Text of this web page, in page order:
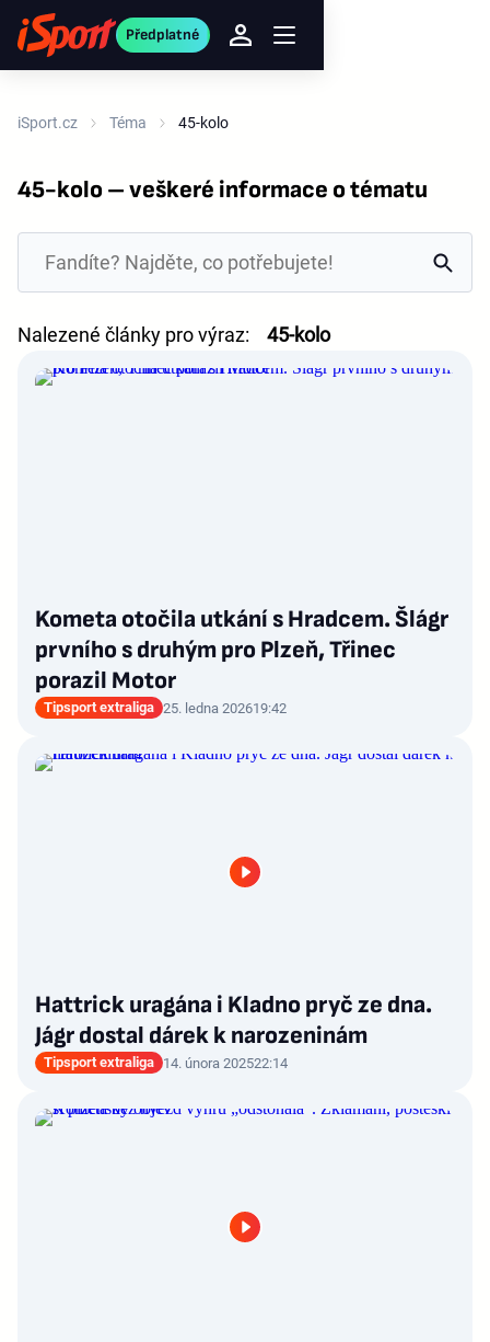
Předplatné
iSport.cz Téma 45-kolo
45-kolo – veškeré informace o tématu
Nalezené články pro výraz: 45-kolo
Kometa otočila utkání s Hradcem. Šlágr
prvního s druhým pro Plzeň, Třinec
porazil Motor
Tipsport extraliga 25. ledna 202619:42
Hattrick uragána i Kladno pryč ze dna.
Jágr dostal dárek k narozeninám
Tipsport extraliga 14. února 202522:14